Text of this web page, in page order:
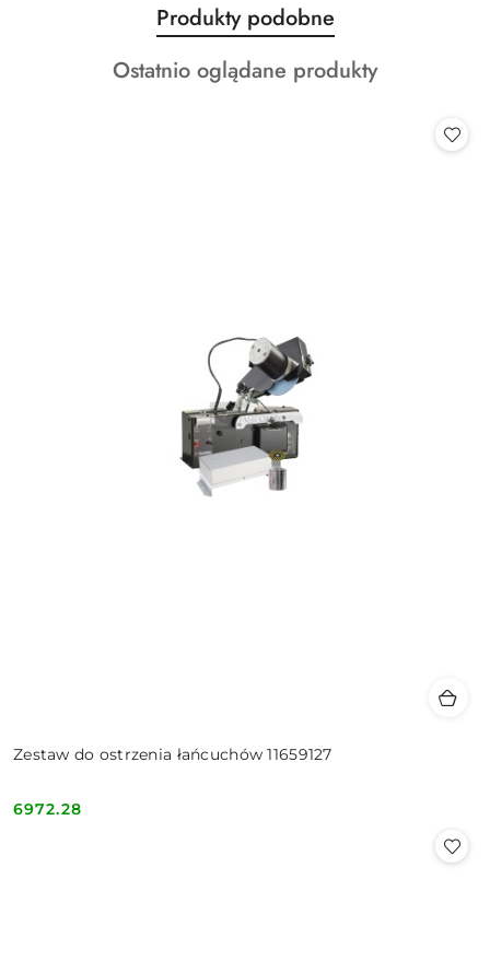
Pomiń karuzelę produktów
Produkty
o
statusie:
Produkty podobne
Produkty
Ostatnio oglądane produkty
Zestaw do ostrzenia łańcuchów 11659127
Cena:
6972.28